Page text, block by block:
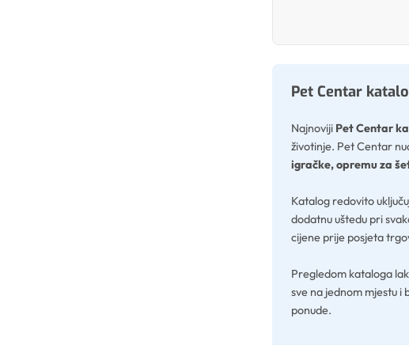
Pet Centar
Najnoviji Pet Centar
životinje. Pet Centar
igračke, opremu za
Katalog redovito
dodatnu uštedu pri
cijene prije posjeta
Pregledom kataloga
sve na jednom mjestu
ponude.